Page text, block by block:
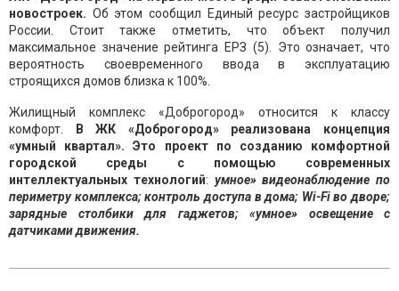
новостроек. Об этом сообщил Единый ресурс застройщиков
России. Стоит также отметить, что объект получил
максимальное значение рейтинга ЕРЗ (5). Это означает, что
вероятность своевременного ввода в эксплуатацию
строящихся домов близка к 100%.
Жилищный комплекс «Доброгород» относится к классу
комфорт.
В ЖК «Доброгород» реализована концепция
«умный квартал».
Это проект по созданию комфортной
городской среды с помощью современных
интеллектуальных технологий: умное» видеонаблюдение по
периметру комплекса; контроль доступа в дома; Wi-Fi во дворе;
зарядные столбики для гаджетов; «умное» освещение с
датчиками движения.